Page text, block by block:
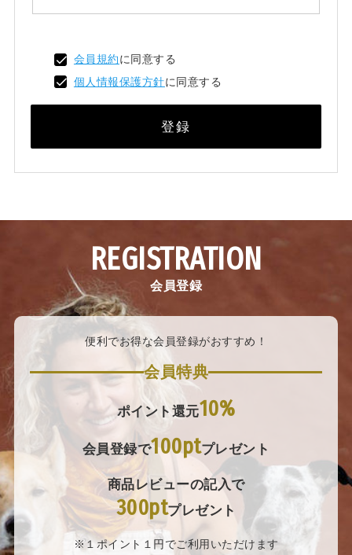
会員規約に同意する
個人情報保護方針に同意する
登録
REGISTRATION
会員登録
便利でお得な会員登録がおすすめ！
会員特典
ポイント還元10%
会員登録で100ptプレゼント
商品レビューの記入で
300ptプレゼント
※１ポイント１円でご利用いただけます